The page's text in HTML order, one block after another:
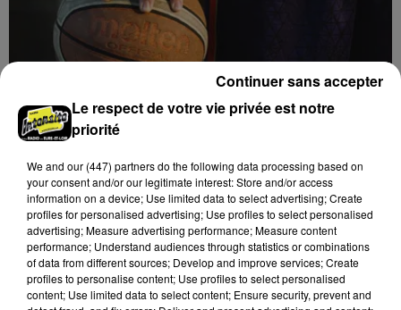
Le club chartrain annonce l'arrivée de Jonathan
Mkamba en provenance de Pau.
A LA UNE Voir plus
Le respect de votre vie privée est notre
priorité
We and our (447) partnersdo the following data processing based on
your consent and/or our legitimate interest: Store and/or access
information on a device; Use limited data to select advertising; Create
profiles for personalised advertising; Use profiles to select personalised
advertising; Measure advertising performance; Measure content
performance; Understand audiences through statistics or combinations
of data from different sources; Develop and improve services; Create
profiles to personalise content; Use profiles to select personalised
content; Use limited data to select content; Ensure security, prevent and
Continuer sans accepter